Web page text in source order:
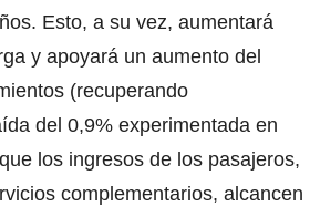
Esto, a su vez, aumentará
y apoyará un aumento del
(recuperando
del 0,9% experimentada en
los ingresos de los pasajeros,
complementarios, alcancen